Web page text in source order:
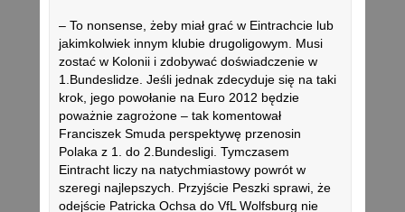
– To nonsense, żeby miał grać w Eintrachcie lub
jakimkolwiek innym klubie drugoligowym. Musi
zostać w Kolonii i zdobywać doświadczenie w
1.Bundeslidze. Jeśli jednak zdecyduje się na taki
krok, jego powołanie na Euro 2012 będzie
poważnie zagrożone – tak komentował
Franciszek Smuda perspektywę przenosin
Polaka z 1. do 2.Bundesligi. Tymczasem
Eintracht liczy na natychmiastowy powrót w
szeregi najlepszych. Przyjście Peszki sprawi, że
odejście Patricka Ochsa do VfL Wolfsburg nie